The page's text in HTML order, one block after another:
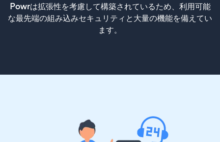
Powrは拡張性を考慮して構築されているため、利用可能
な最先端の組み込みセキュリティと大量の機能を備えてい
ます。